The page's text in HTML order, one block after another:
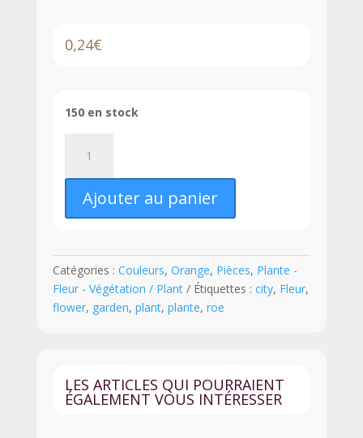
0,24€
150 en stock
LEGO®
Plante
Fleur
-
5904
-
Orange
Ajouter au panier
Catégories : Couleurs, Orange, Pièces, Plante -
Fleur - Végétation / Plant
Étiquettes : city, Fleur,
flower, garden, plant, plante, roe
LES ARTICLES QUI POURRAIENT
ÉGALEMENT VOUS INTÉRESSER